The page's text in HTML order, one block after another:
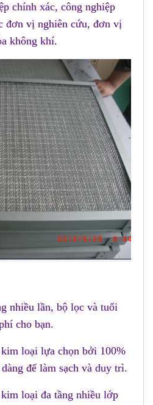
chính xác, công nghiệp
đơn vị nghiên cứu, đơn vị
không khí.
nhiều lần, bộ lọc và tuổi
cho bạn.
loại lựa chọn bởi 100%
để làm sạch và duy trì.
loại đa tầng nhiều lớp